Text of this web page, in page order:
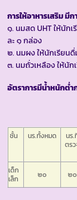
การให้อาหารเสริม มี
๑. นมสด UHT ให้นัก
ละ ๑ กล่อง
๒. นมผง ให้นักเรียน
๓. นมถั่วเหลือง ให้นั
อัตราการมีน้ำหนักต่
ชั้น นร.ทั้งหมด
นร.
ตร
เด็ก
เล็ก
๒๐ ๒๐